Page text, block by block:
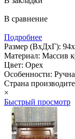
В сравнение
Подробнее
Размер (ВхДхГ):
Материал: Массив
Цвет: Орех
Особенности:
Страна
×
Быстрый просмотр